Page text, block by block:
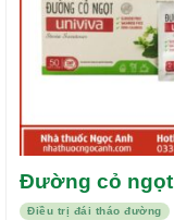
Điều trị đái tháo đường
Đường cỏ ngọt
Univiva